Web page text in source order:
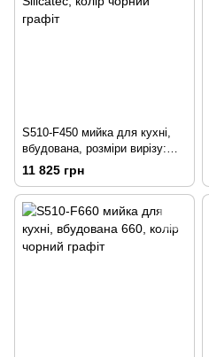
S510-F450 мийка для кухні,
вбудована, розміри вирізу:
54*49см, з матеріалу Silicatec,
колір чорний графіт
11 825 грн